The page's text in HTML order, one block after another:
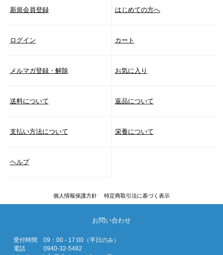
新規会員登録 はじめての方へ
ログイン カート
メルマガ登録・解除 お気に入り
送料について 返品について
支払い方法について 栄養について
ヘルプ
個人情報保護方針 特定商取引法に基づく表示
お問い合わせ
受付時間
09：00 - 17:00（平日のみ）
電話
0940-32-5482